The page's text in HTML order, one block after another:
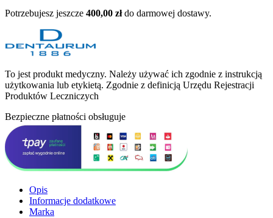
Potrzebujesz jeszcze 400,00 złdo darmowej dostawy.
To jest produkt medyczny. Należy używać ich zgodnie z instrukcją
użytkowania lub etykietą. Zgodnie z definicją Urzędu Rejestracji
Produktów Leczniczych
Bezpieczne płatności obsługuje
Opis
Informacje dodatkowe
Marka